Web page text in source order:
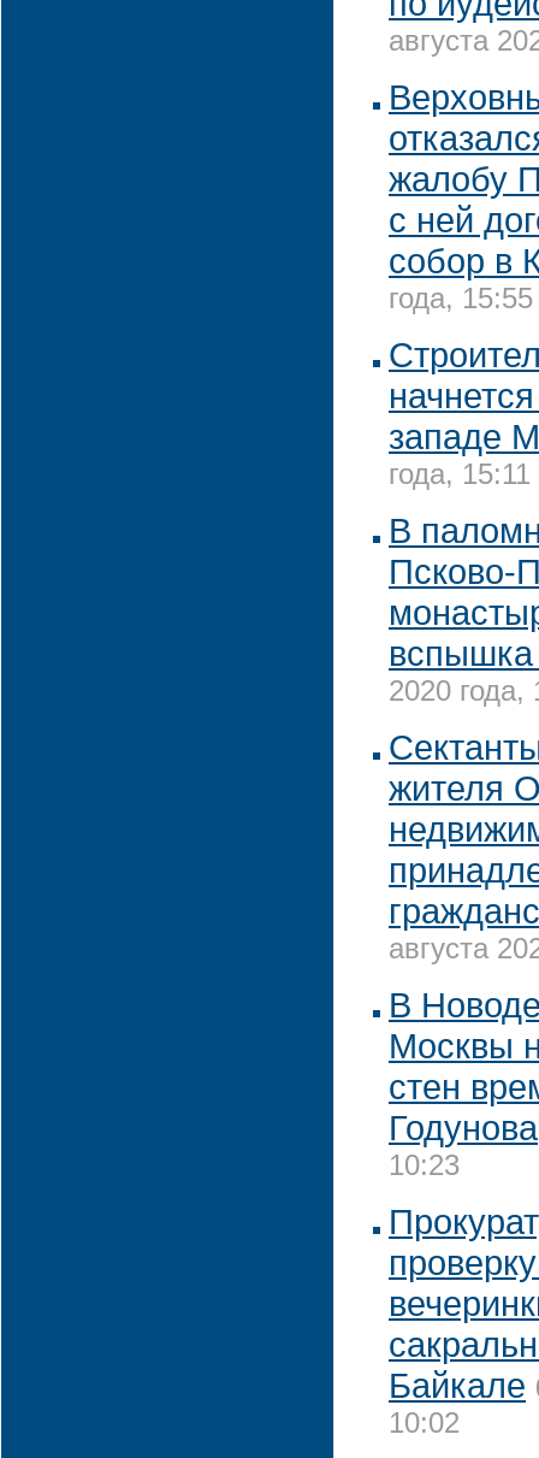
августа
жалобу
с ней
собор в
года, 15:55
западе
года, 15:11
В
Псково-
2020 года,
жителя
августа
В
Москвы
стен
Годунова
10:23
Байкале
10:02